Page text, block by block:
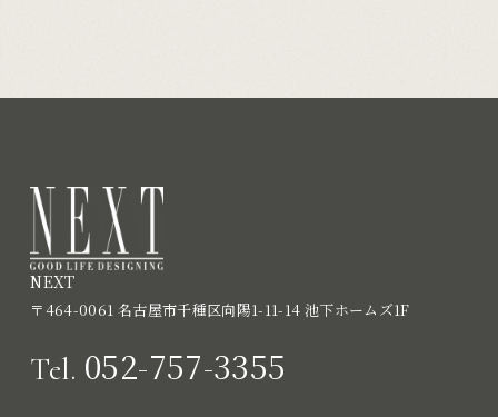
NEXT
〒464-0061 名古屋市千種区向陽1-11-14 池下ホームズ1F
Tel. 052-757-3355